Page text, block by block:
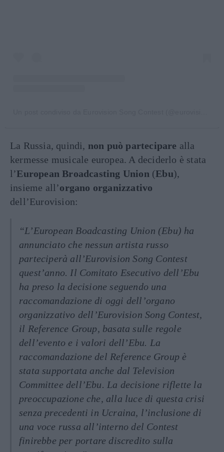
La Russia, quindi, non può partecipare alla
kermesse musicale europea. A deciderlo è stata
l’European Broadcasting Union (Ebu),
insieme all’organo organizzativo
dell’Eurovision:
“L’European Boadcasting Union (Ebu) ha
annunciato che nessun artista russo
parteciperà all’Eurovision Song Contest
quest’anno. Il Comitato Esecutivo dell’Ebu
ha preso la decisione seguendo una
raccomandazione di oggi dell’organo
organizzativo dell’Eurovision Song Contest,
il Reference Group, basata sulle regole
dell’evento e i valori dell’Ebu. La
raccomandazione del Reference Group è
stata supportata anche dal Television
Committee dell’Ebu. La decisione riflette la
preoccupazione che, alla luce di questa crisi
senza precedenti in Ucraina, l’inclusione di
una voce russa all’interno del Contest
finirebbe per portare discredito sulla